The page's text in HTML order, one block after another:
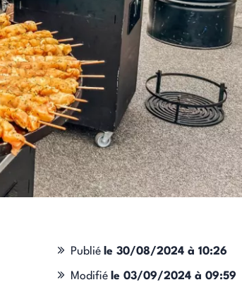
Publié le 30/08/2024 à 10:26
Modifiéle 03/09/2024 à 09:59